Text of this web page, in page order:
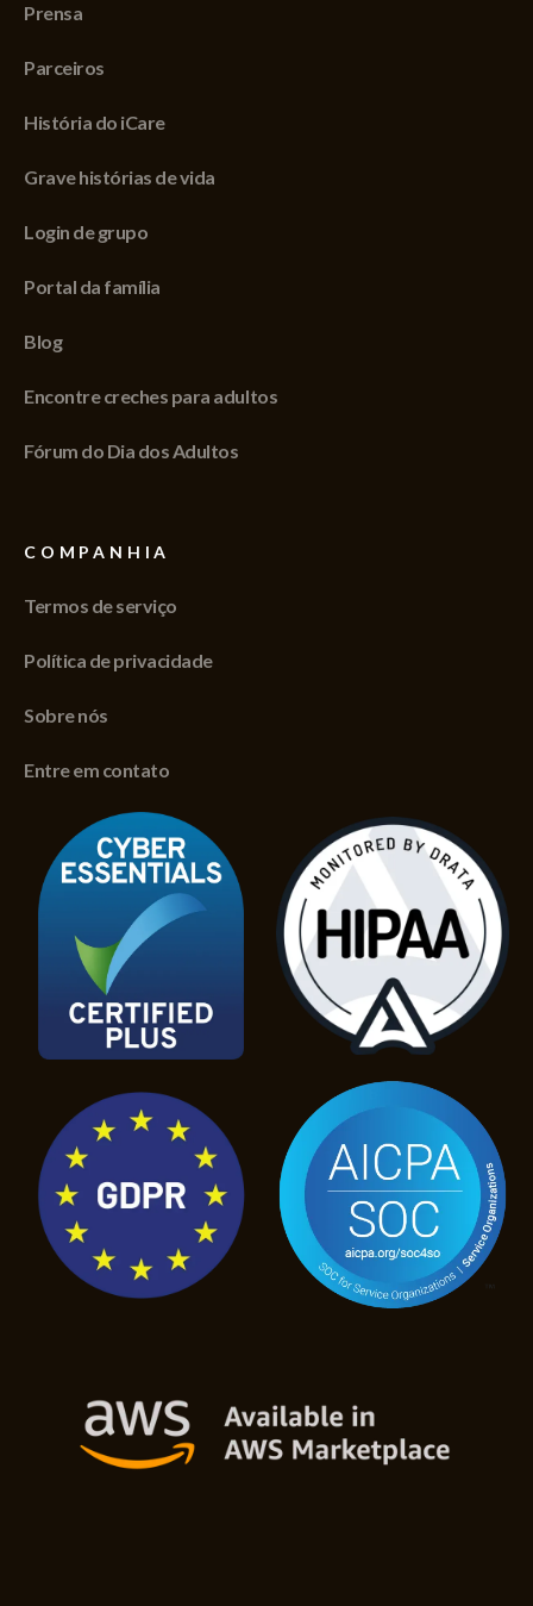
Prensa
Parceiros
História do iCare
Grave histórias de vida
Login de grupo
Portal da família
Blog
Encontre creches para adultos
Fórum do Dia dos Adultos
COMPANHIA
Termos de serviço
Política de privacidade
Sobre nós
Entre em contato